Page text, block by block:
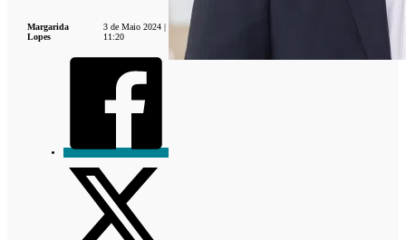
Margarida
Lopes
3 de Maio 2024 |
11:20